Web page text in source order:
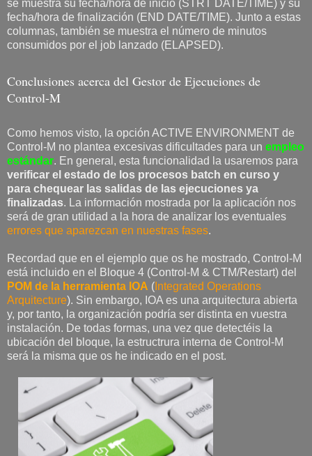
se muestra su fecha/hora de inicio (STRT DATE/TIME) y su
fecha/hora de finalización (END DATE/TIME). Junto a estas
columnas, también se muestra el número de minutos
consumidos por el job lanzado (ELAPSED).
Conclusiones acerca del Gestor de Ejecuciones de
Control-M
Como hemos visto, la opción ACTIVE ENVIRONMENT de
Control-M no plantea excesivas dificultades para un empleo
estándar. En general, esta funcionalidad la usaremos para
verificar el estado de los procesos batch en curso y
para chequear las salidas de las ejecuciones ya
finalizadas. La información mostrada por la aplicación nos
será de gran utilidad a la hora de analizar los eventuales
errores que aparezcan en nuestras fases.
Recordad que en el ejemplo que os he mostrado, Control-M
está incluido en el Bloque 4 (Control-M & CTM/Restart) del
POM de la herramienta IOA ( Integrated Operations
Arquitecture). Sin embargo, IOA es una arquitectura abierta
y, por tanto, la organización podría ser distinta en vuestra
instalación. De todas formas, una vez que detectéis la
ubicación del bloque, la estructrura interna de Control-M
será la misma que os he indicado en el post.